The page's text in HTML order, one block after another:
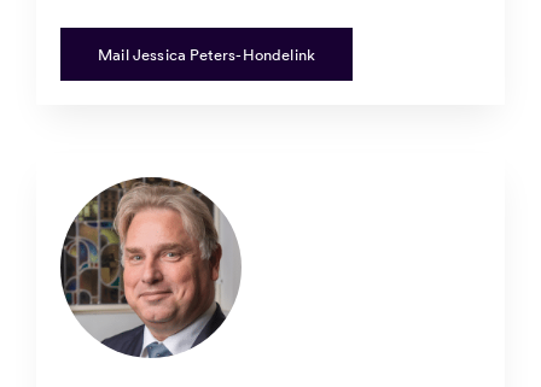
Mail Jessica Peters-Hondelink